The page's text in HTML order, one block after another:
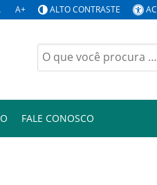
A+ ALTO CONTRASTE
Buscar
por:
FALE CONOSCO